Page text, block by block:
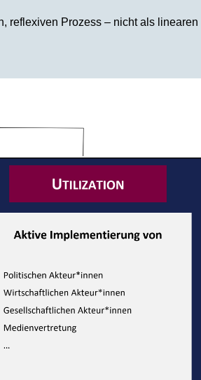
reflexiven Prozess – nicht als linearen